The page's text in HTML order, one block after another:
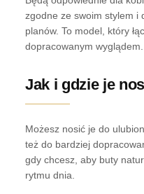
zgodne ze swoim stylem i
planów. To model, który
dopracowanym wyglądem.
Jak i gdzie je
Możesz nosić je do
też do bardziej
gdy chcesz, aby buty
rytmu dnia.